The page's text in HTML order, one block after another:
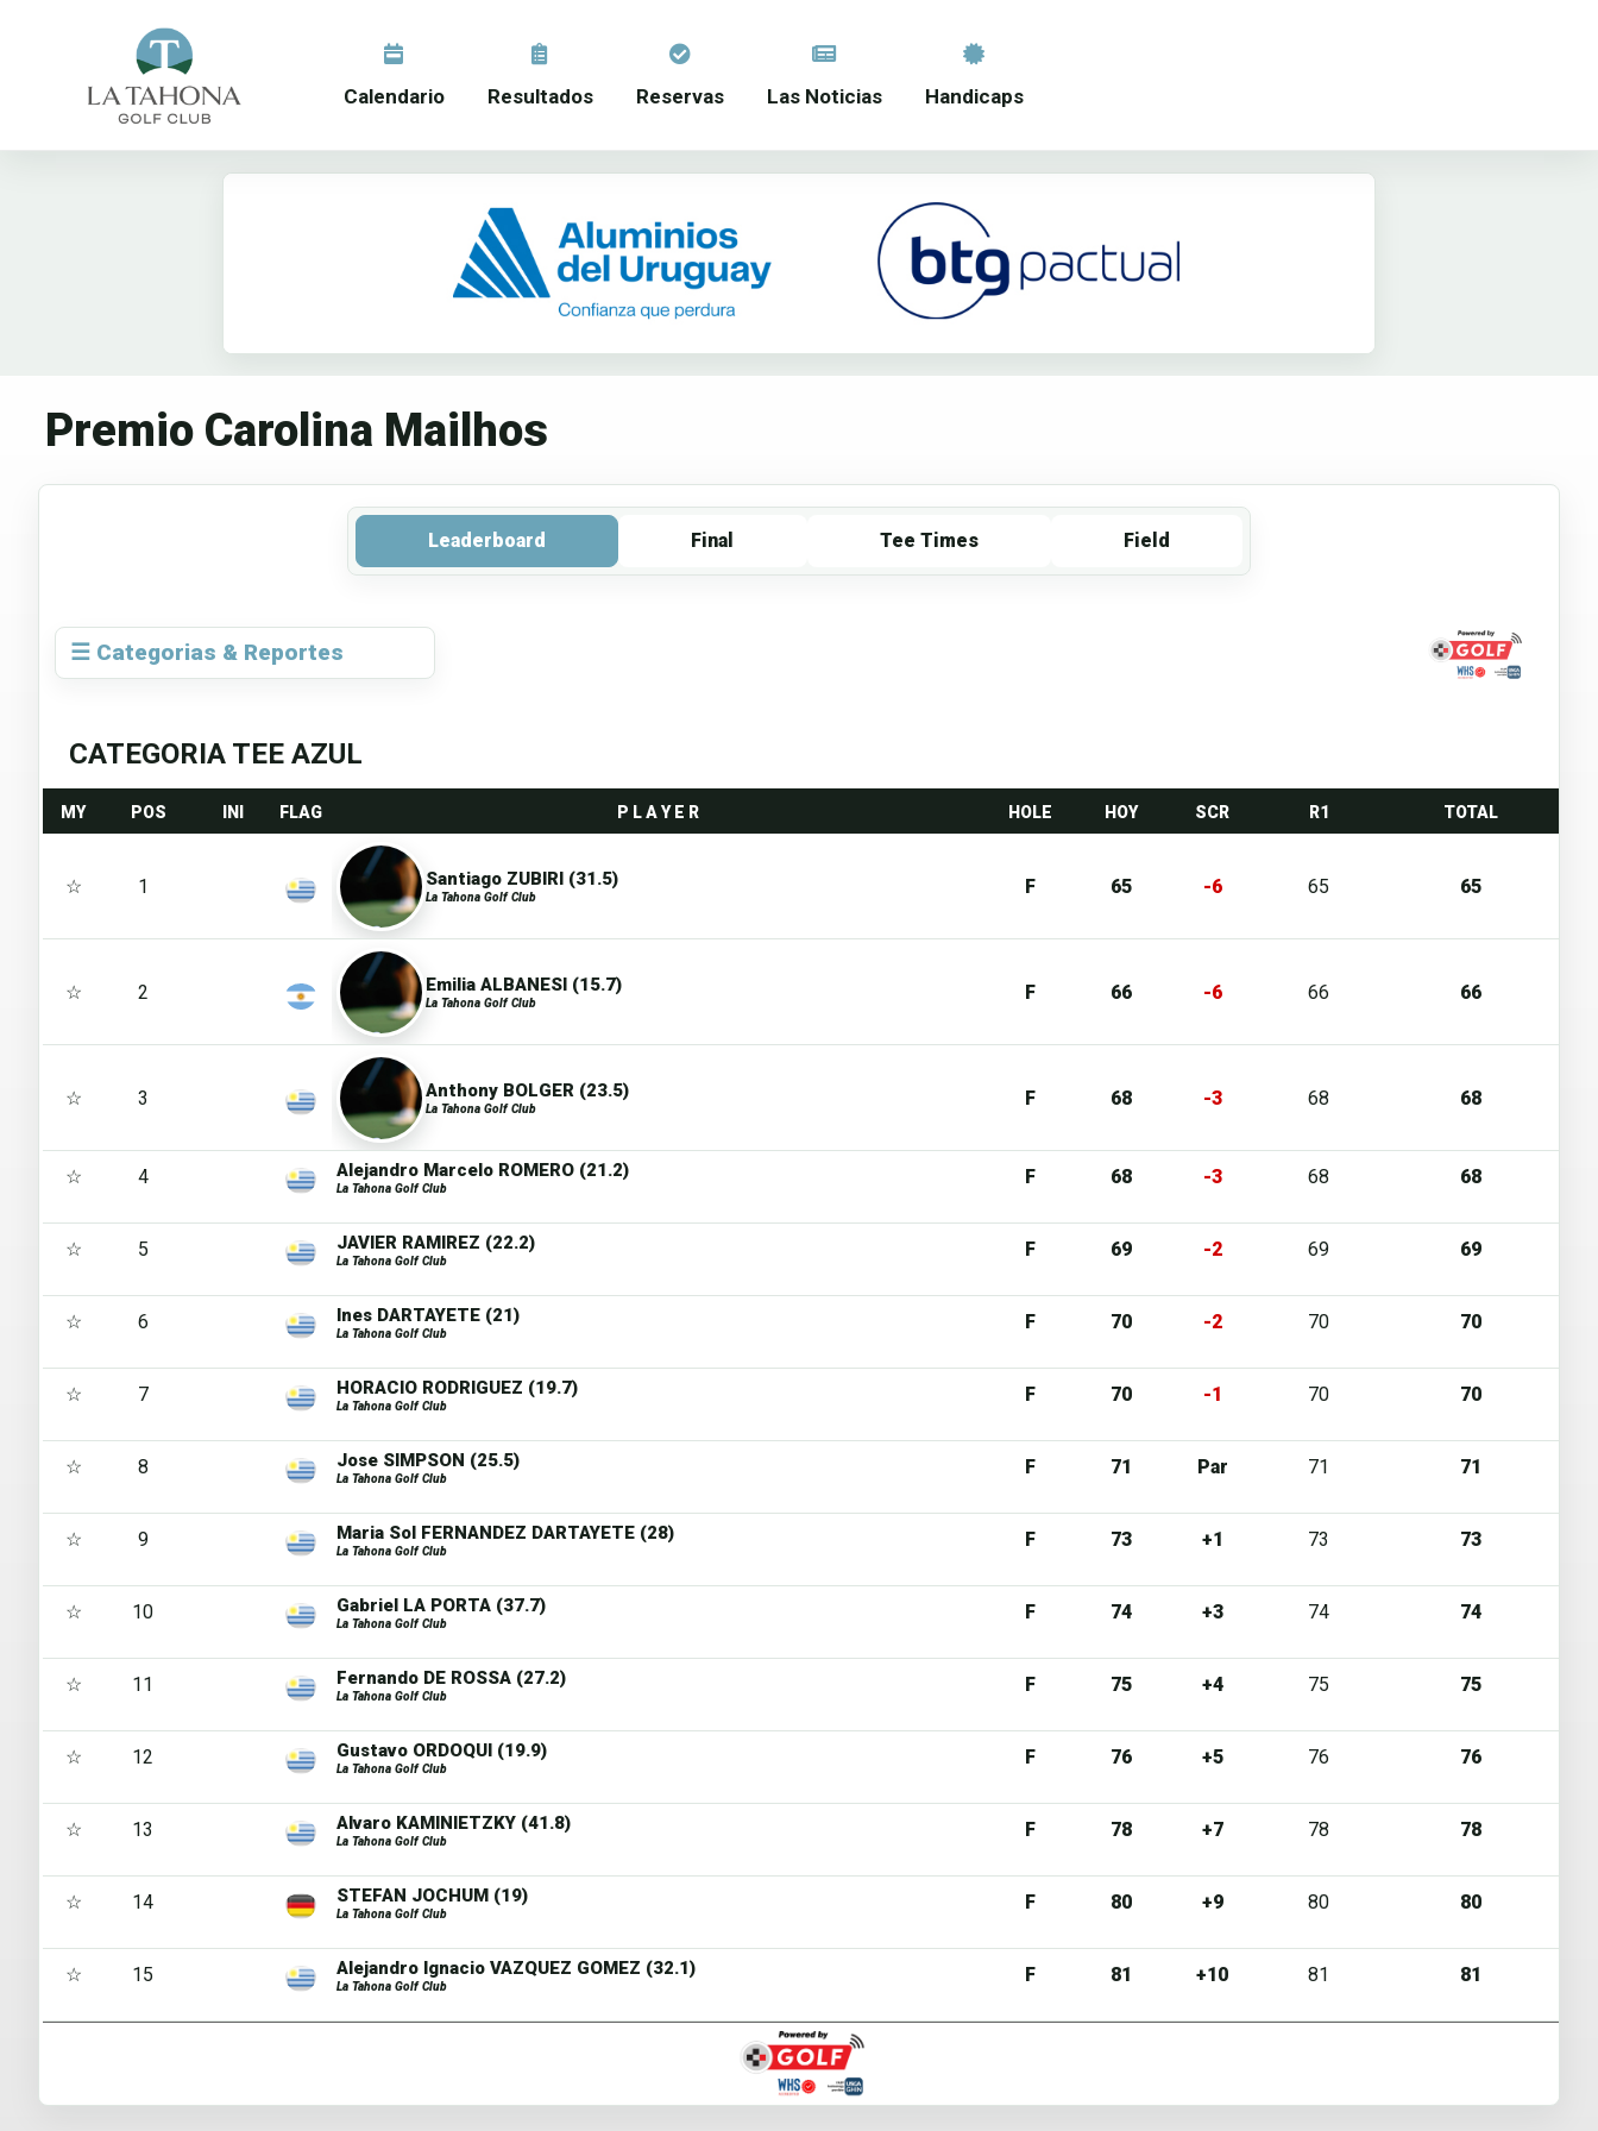
Calendario Resultados Reservas Las Noticias Handicaps
Premio Carolina Mailhos
Leaderboard Final Tee Times Field
☰ Categorias & Reportes
CATEGORIA TEE AZUL
MY POS INI FLAG P L A Y E R HOLE HOY SCR R1 TOTAL
☆ 1 Santiago ZUBIRI (31.5)
La Tahona Golf Club F 65 -6 65 65
☆ 2 Emilia ALBANESI (15.7)
La Tahona Golf Club F 66 -6 66 66
☆ 3 Anthony BOLGER (23.5)
La Tahona Golf Club F 68 -3 68 68
☆ 4 Alejandro Marcelo ROMERO (21.2)
La Tahona Golf Club
F 68 -3 68 68
☆ 5 JAVIER RAMIREZ (22.2)
La Tahona Golf Club
F 69 -2 69 69
☆ 6 Ines DARTAYETE (21)
La Tahona Golf Club
F 70 -2 70 70
☆ 7 HORACIO RODRIGUEZ (19.7)
La Tahona Golf Club
F 70 -1 70 70
☆ 8 Jose SIMPSON (25.5)
La Tahona Golf Club
F 71 Par 71 71
☆ 9 Maria Sol FERNANDEZ DARTAYETE (28)
La Tahona Golf Club
F 73 +1 73 73
☆ 10 Gabriel LA PORTA (37.7)
La Tahona Golf Club
F 74 +3 74 74
☆ 11 Fernando DE ROSSA (27.2)
La Tahona Golf Club
F 75 +4 75 75
☆ 12 Gustavo ORDOQUI (19.9)
La Tahona Golf Club
F 76 +5 76 76
☆ 13 Alvaro KAMINIETZKY (41.8)
La Tahona Golf Club
F 78 +7 78 78
☆ 14 STEFAN JOCHUM (19)
La Tahona Golf Club
F 80 +9 80 80
☆ 15 Alejandro Ignacio VAZQUEZ GOMEZ (32.1)
La Tahona Golf Club
F 81 +10 81 81